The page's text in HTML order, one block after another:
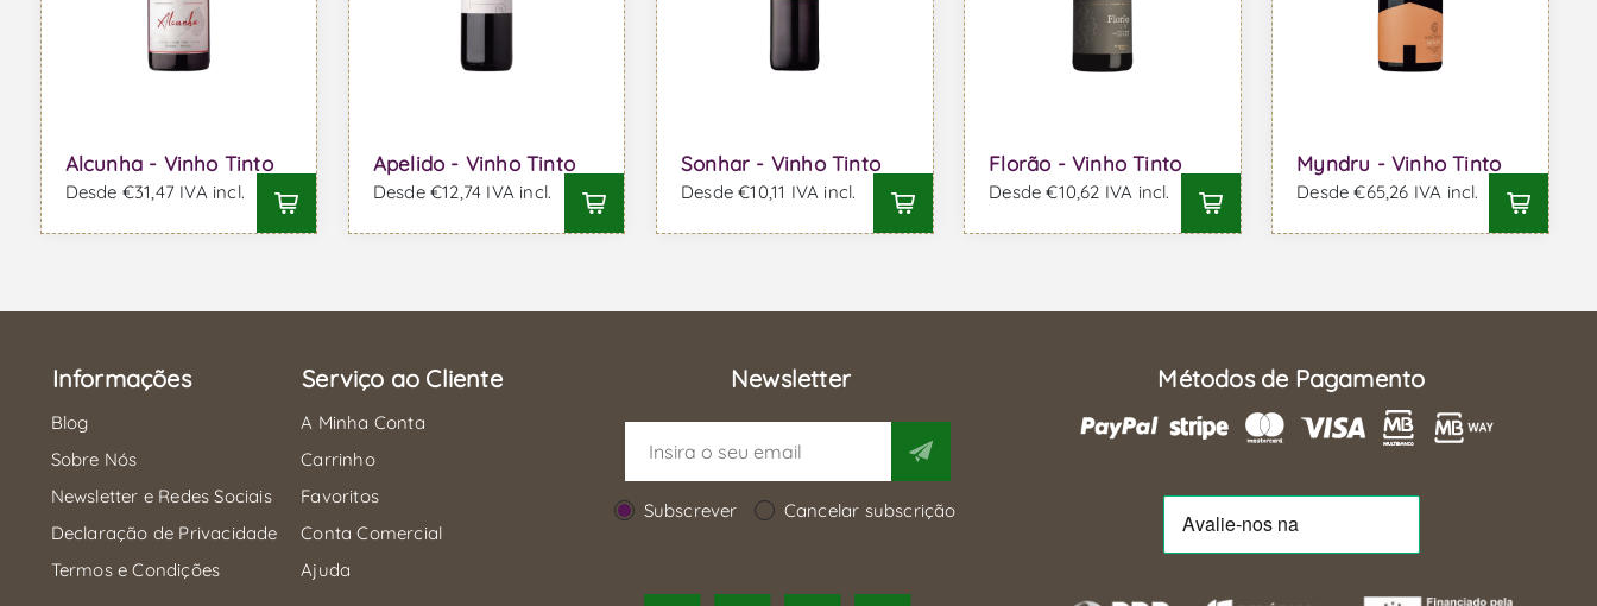
Alcunha - Vinho Tinto
Desde €31,47 IVA incl.
Apelido - Vinho Tinto
Desde €12,74 IVA incl.
Sonhar - Vinho Tinto
Desde €10,11 IVA incl.
Florão - Vinho Tinto
Desde €10,62 IVA incl.
Myndru - Vinho Tinto
Desde €65,26 IVA incl.
Informações
Blog
Sobre Nós
Newsletter e Redes Sociais
Declaração de Privacidade
Termos e Condições
Serviço ao Cliente
A Minha Conta
Carrinho
Favoritos
Conta Comercial
Ajuda
Newsletter
Subscrever Cancelar subscrição
Métodos de Pagamento